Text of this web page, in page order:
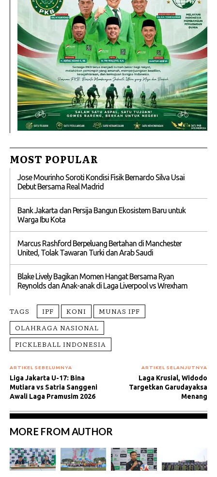
MOST POPULAR
Jose Mourinho Soroti Kondisi Fisik Bernardo Silva Usai
Debut Bersama Real Madrid
Bank Jakarta dan Persija Bangun Ekosistem Baru untuk
Warga Ibu Kota
Marcus Rashford Berpeluang Bertahan di Manchester
United, Tolak Tawaran Turki dan Arab Saudi
Blake Lively Bagikan Momen Hangat Bersama Ryan
Reynolds dan Anak-anak di Laga Liverpool vs Wrexham
TAGS IPF KONI
MUNAS IPF
OLAHRAGA NASIONAL
PICKLEBALL INDONESIA
ARTIKEL SEBELUMNYA
Liga Jakarta U-17: Bina
Mutiara vs Satria Sanggeni
Awali Laga Pramusim 2026
ARTIKEL SELANJUTNYA
Laga Krusial, Widodo
Targetkan Garudayaksa
Menang
MORE FROM AUTHOR